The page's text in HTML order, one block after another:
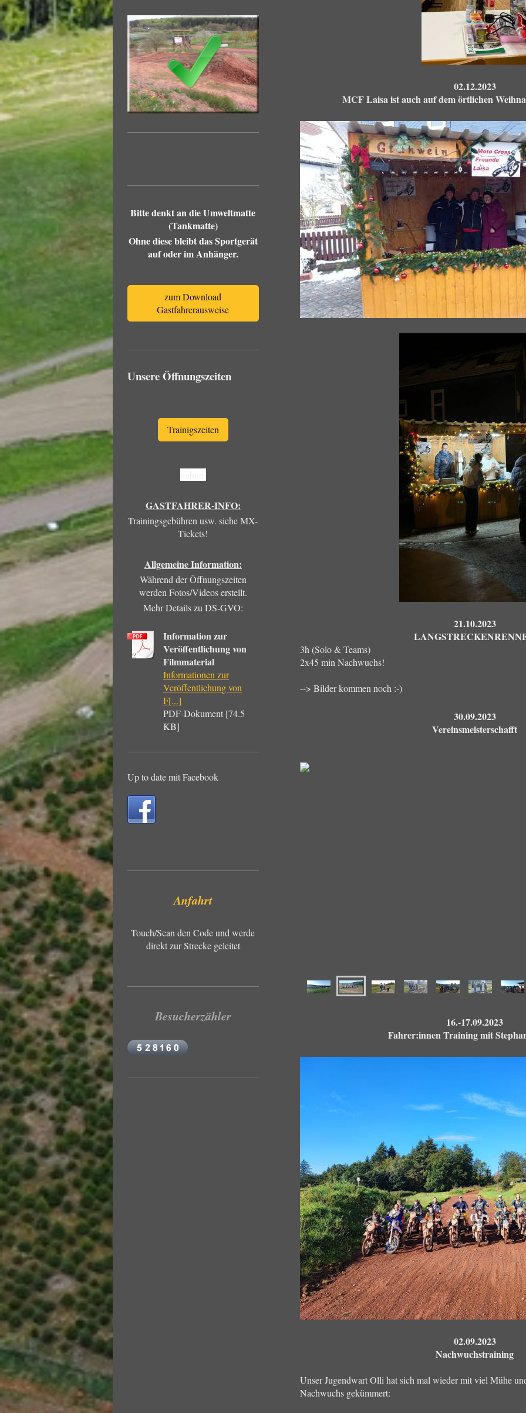
02.12.2023
MCF Laisa ist auch auf dem örtlichen
21.10.2023
3h (Solo & Teams)
2x45 min Nachwuchs!
--> Bilder kommen noch :-)
30.09.2023
Vereinsmeisterschafft
16.-17.09.2023
Fahrer:innen Training mit
02.09.2023
Nachwuchstraining
Unser Jugendwart Olli hat sich mal wieder mit viel Mühe
Nachwuchs gekümmert:
Bitte denkt an die Umweltmatte
(Tankmatte)
Ohne diese bleibt das Sportgerät
auf oder im Anhänger.
zum Download
Gastfahrerausweise
Unsere Öffnungszeiten
Trainigszeiten
GASTFAHRER-INFO:
Trainingsgebühren usw. siehe MX-
Tickets!
Allgemeine Information:
Während der Öffnungszeiten
werden Fotos/Videos erstellt.
Mehr Details zu DS-GVO:
Information zur
Veröffentlichung von
Filmmaterial
Informationen zur
Veröffentlichung von
F[...]
PDF-Dokument [74.5
KB]
Up to date mit Facebook
Anfahrt
Touch/Scan den Code und werde
direkt zur Strecke geleitet
Besucherzähler